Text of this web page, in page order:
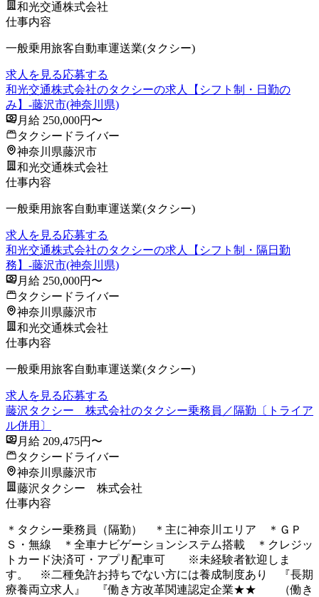
和光交通株式会社
仕事内容
一般乗用旅客自動車運送業(タクシー)
求人を見る応募する
和光交通株式会社のタクシーの求人【シフト制・日勤の
み】-藤沢市(神奈川県)
月給 250,000円〜
タクシードライバー
神奈川県藤沢市
和光交通株式会社
仕事内容
一般乗用旅客自動車運送業(タクシー)
求人を見る応募する
和光交通株式会社のタクシーの求人【シフト制・隔日勤
務】-藤沢市(神奈川県)
月給 250,000円〜
タクシードライバー
神奈川県藤沢市
和光交通株式会社
仕事内容
一般乗用旅客自動車運送業(タクシー)
求人を見る応募する
藤沢タクシー 株式会社のタクシー乗務員／隔勤〔トライア
ル併用〕
月給 209,475円〜
タクシードライバー
神奈川県藤沢市
藤沢タクシー 株式会社
仕事内容
＊タクシー乗務員（隔勤） ＊主に神奈川エリア ＊ＧＰ
Ｓ・無線 ＊全車ナビゲーションシステム搭載 ＊クレジッ
トカード決済可・アプリ配車可 ※未経験者歓迎しま
す。 ※二種免許お持ちでない方には養成制度あり 『長期
療養両立求人』 『働き方改革関連認定企業★★ （働き